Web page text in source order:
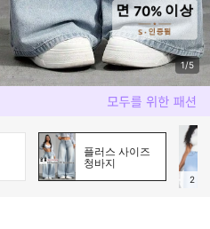
1/5
플러스 사이즈
청바지
2